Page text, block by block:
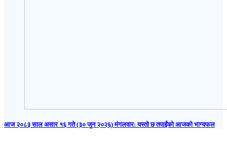
आज २०८३ साल असार १६ गते (३० जुन २०२६) मंगलवार: यस्तो छ तपाईंको आजको भाग्यफल